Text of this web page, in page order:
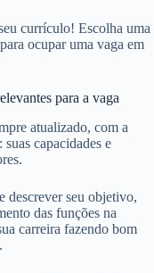
currículo! Escolha uma
ocupar uma vaga em
para a vaga
atualizado, com a
capacidades e
descrever seu objetivo,
das funções na
carreira fazendo bom